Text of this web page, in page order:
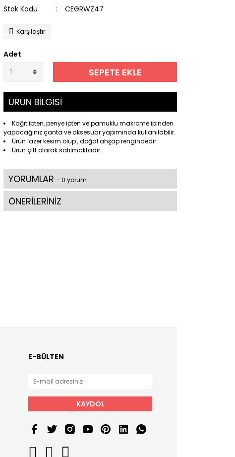
Stok Kodu
CEGRWZ47
Karşılaştır
Adet
SEPETE EKLE
ÜRÜN BİLGİSİ
Kağıt ipten, penye ipten ve pamuklu makrome ipinden
yapacağınız çanta ve aksesuar yapımında kullanılabilir.
Ürün lazer kesim olup , doğal ahşap rengindedir.
Ürün çift olarak satılmaktadır.
YORUMLAR - 0 yorum
ÖNERİLERİNİZ
E-BÜLTEN
KAYDOL